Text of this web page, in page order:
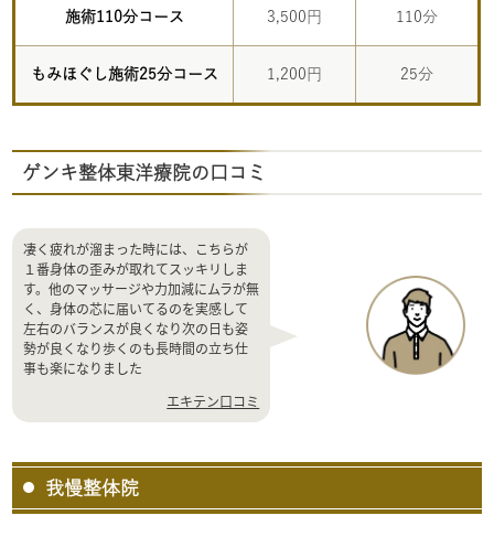
施術110分コース 3,500円 110分
もみほぐし施術25分コース 1,200円 25分
ゲンキ整体東洋療院の口コミ
凄く疲れが溜まった時には、こちらが
１番身体の歪みが取れてスッキリしま
す。他のマッサージや力加減にムラが無
く、身体の芯に届いてるのを実感して
左右のバランスが良くなり次の日も姿
勢が良くなり歩くのも長時間の立ち仕
事も楽になりました
エキテン口コミ
我慢整体院